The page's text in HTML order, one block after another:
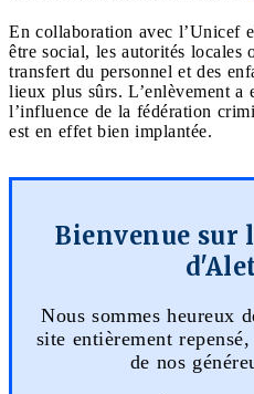
En collaboration avec l’Unicef
être social, les autorités locales
transfert du personnel et des
lieux plus sûrs. L’enlèvement a
l’influence de la fédération
est en effet bien implantée.
Bienvenue sur
Nous sommes heureux
site entièrement
de nos